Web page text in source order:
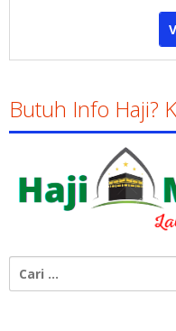
Butuh Info Haji?
untuk: